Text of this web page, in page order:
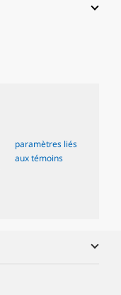
paramètres liés
aux témoins